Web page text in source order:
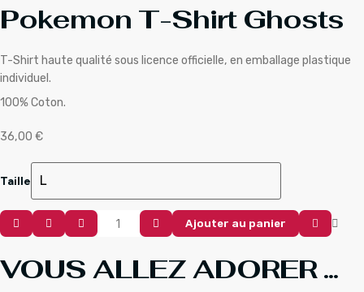
Pokemon T-Shirt Ghosts
T-Shirt haute qualité sous licence officielle, en emballage plastique
individuel.
100% Coton.
36,00 €
Taille
Quantité
De
T-
Ajouter au panier
VOUS ALLEZ ADORER ...